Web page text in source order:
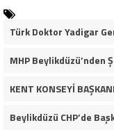
MHP Beylikdüzü’nden